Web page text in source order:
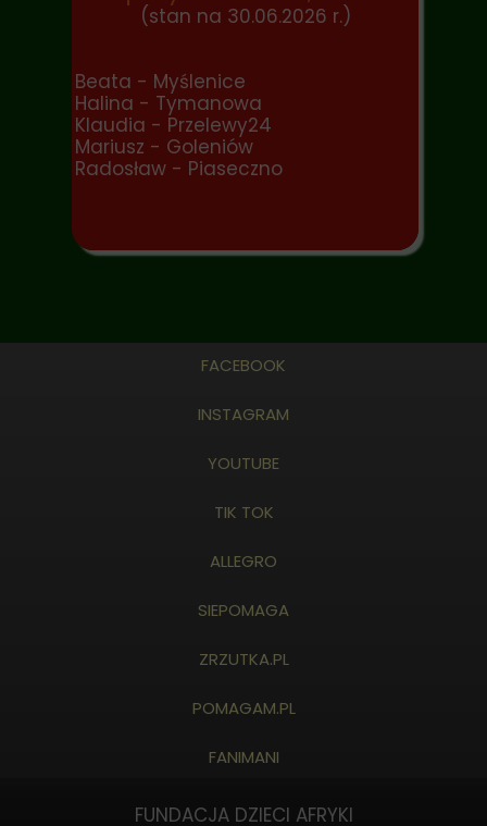
(stan na 30.06.2026 r.)
Beata - Myślenice
Halina - Tymanowa
Klaudia - Przelewy24
Mariusz - Goleniów
Radosław - Piaseczno
FACEBOOK
INSTAGRAM
YOUTUBE
TIK TOK
ALLEGRO
SIEPOMAGA
ZRZUTKA.PL
POMAGAM.PL
FANIMANI
FUNDACJA DZIECI AFRYKI